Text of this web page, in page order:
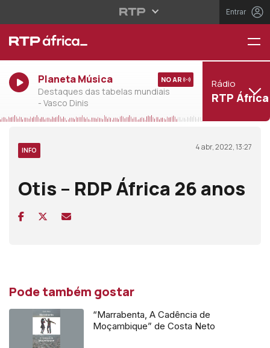
Entrar
Planeta Música
Destaques das tabelas mundiais
- Vasco Dinis
NO AR Rádio
RTP África
INFO 4 abr, 2022, 13:27
Otis – RDP África 26 anos
Pode também gostar
“Marrabenta, A Cadência de
Moçambique” de Costa Neto